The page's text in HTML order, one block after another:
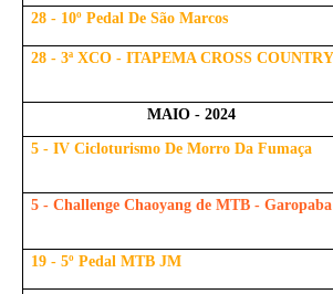
28 - 10º Pedal De São Marcos
28 - 3ª XCO - ITAPEMA CROSS COUNTRY
MAIO - 2024
5 - IV Cicloturismo De Morro Da Fumaça
5 - Challenge Chaoyang de MTB - Garopaba
19 - 5º Pedal MTB JM